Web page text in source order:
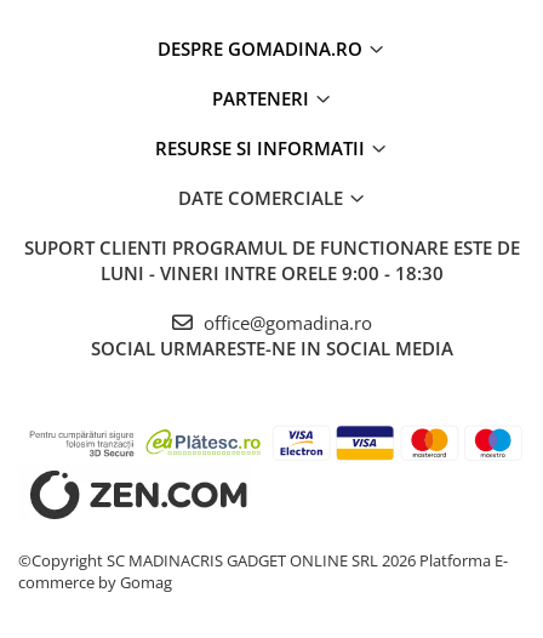
DESPRE GOMADINA.RO
PARTENERI
RESURSE SI INFORMATII
DATE COMERCIALE
SUPORT CLIENTI PROGRAMUL DE FUNCTIONARE ESTE DE
LUNI - VINERI INTRE ORELE 9:00 - 18:30
office@gomadina.ro
SOCIAL URMARESTE-NE IN SOCIAL MEDIA
©Copyright SC MADINACRIS GADGET ONLINE SRL 2026 Platforma E-
commerce by Gomag